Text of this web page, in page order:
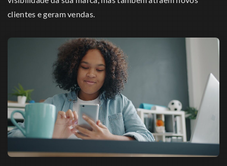
clientes e geram vendas.